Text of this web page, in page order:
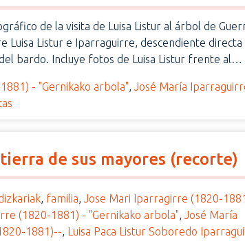
de la visita de Luisa Listur al árbol de
Luisa Listur e Iparraguirre, descendiente directa
bardo. Incluye fotos de Luisa Listur frente al…
- "Gernikako arbola",José María
de sus mayores (recorte)
, familia,Jose Mari Iparragirre (1820-
(1820-1881) - "Gernikako arbola",José María
1881)--, Luisa Paca Listur Soboredo